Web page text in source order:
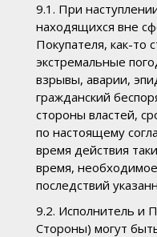
9.1. При
находящихся вне
Покупателя, как-то
экстремальные
взрывы, аварии,
гражданский
стороны властей,
по настоящему
время действия
время,
последствий
9.2. Исполнитель и
Стороны) могут